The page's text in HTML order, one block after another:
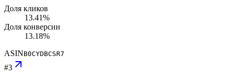
Доля кликов
13.41%
Доля конверсии
13.18%
ASINB0CYDBCSR7
#3